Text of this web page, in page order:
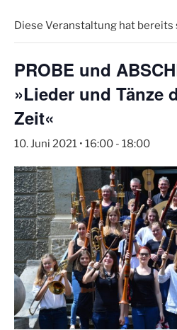
Diese Veranstaltung hat
PROBE und
»Lieder und Tänze
Zeit«
10. Juni 2021 • 16:00 - 18:00